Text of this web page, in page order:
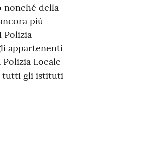
della
più
Polizia
appartenenti
Locale
tutti gli istituti